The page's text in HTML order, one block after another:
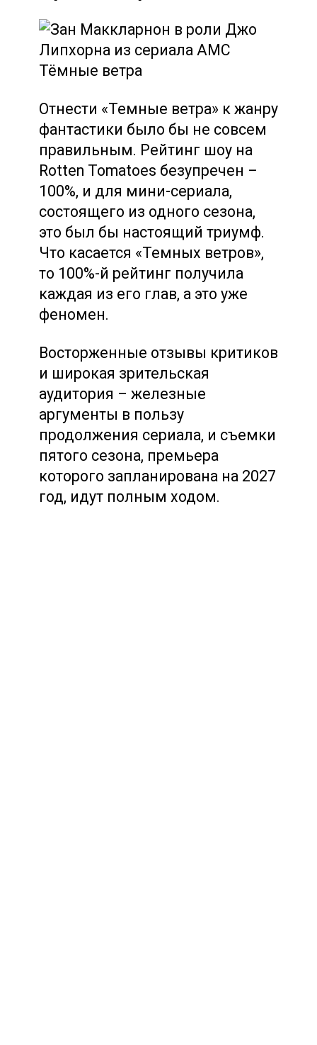
Отнести «Темные ветра» к жанру
фантастики было бы не совсем
правильным. Рейтинг шоу на
Rotten Tomatoes безупречен – ​​
100%, и для мини-сериала,
состоящего из одного сезона,
это был бы настоящий триумф.
Что касается «Темных ветров»,
то 100%-й рейтинг получила
каждая из его глав, а это уже
феномен.
Восторженные отзывы критиков
и широкая зрительская
аудитория – железные
аргументы в пользу
продолжения сериала, и съемки
пятого сезона, премьера
которого запланирована на 2027
год, идут полным ходом.